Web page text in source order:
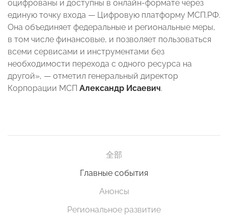
оцифрованы и доступны в онлайн-формате через
единую точку входа — Цифровую платформу МСП.РФ.
Она объединяет федеральные и региональные меры,
в том числе финансовые, и позволяет пользоваться
всеми сервисами и инструментами без
необходимости перехода с одного ресурса на
другой», — отметил генеральный директор
Корпорации МСП Александр Исаевич.
全部
Главные события
Анонсы
Региональное развитие